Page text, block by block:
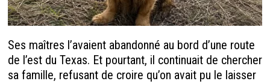
Ses maîtres l’avaient abandonné au bord d’une route
de l’est du Texas. Et pourtant, il continuait de chercher
sa famille, refusant de croire qu’on avait pu le laisser